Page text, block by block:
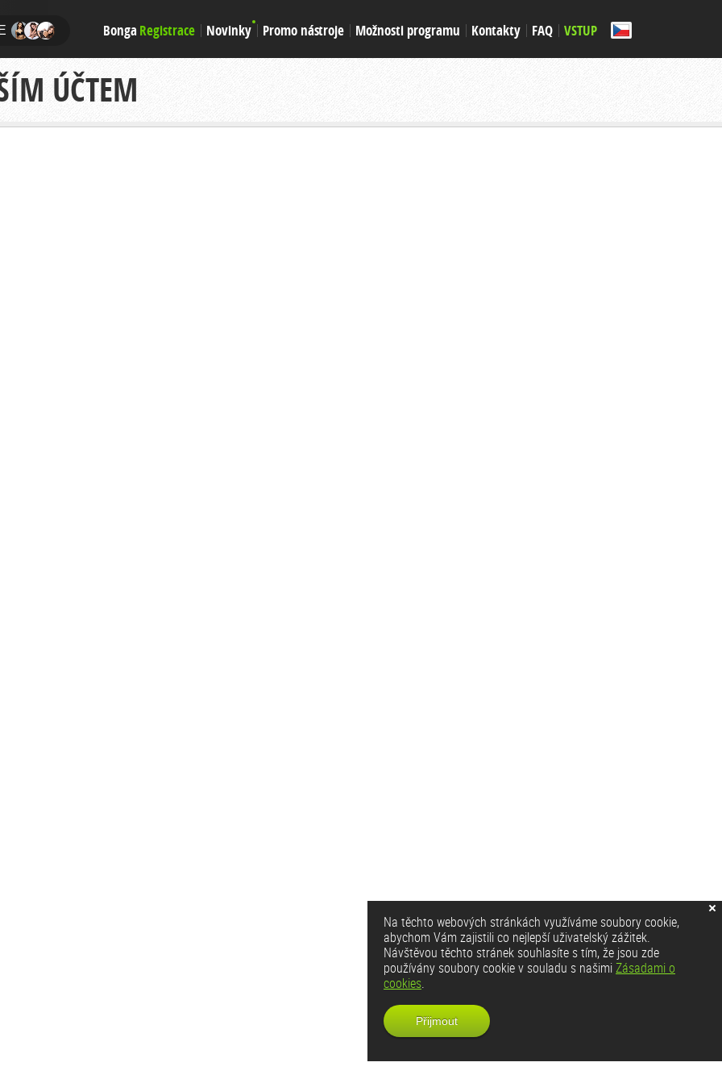
Bonga Registrace Novinky Promo nástroje Možnosti programu Kontakty FAQ VSTUP
ÚČTEM
Na těchto webových stránkách využíváme soubory cookie,
abychom Vám zajistili co nejlepší uživatelský zážitek.
Návštěvou těchto stránek souhlasíte s tím, že jsou zde
používány soubory cookie v souladu s našimiZásadami o
cookies.
Přijmout